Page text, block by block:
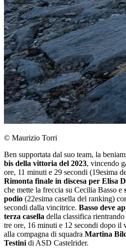
© Maurizio Torri
Ben supportata dal suo team, la
bis della vittoria del 2023, vincendo
ore, 11 minuti e 29 secondi (19esima
Rimonta finale in discesa per Elisa
che mette la freccia su Cecilia Basso e
podio (22esima casella del ranking)
secondi dalla vincitrice. Basso deve
terza casella della classifica
tre ore, 16 minuti e 12 secondi dopo il
alla compagna di squadra Martina
Testini di ASD Castelrider.